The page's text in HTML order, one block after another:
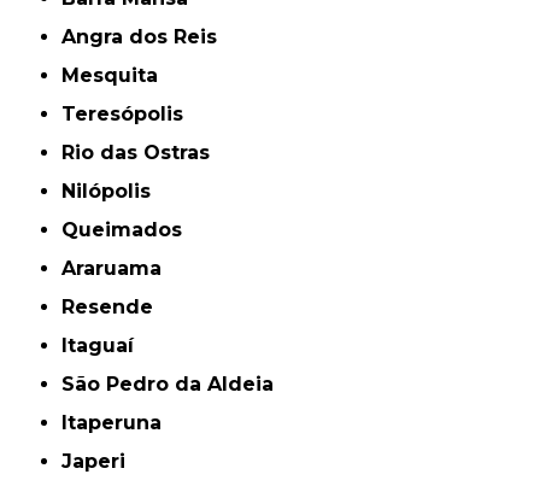
Angra dos Reis
Mesquita
Teresópolis
Rio das Ostras
Nilópolis
Queimados
Araruama
Resende
Itaguaí
São Pedro da Aldeia
Itaperuna
Japeri